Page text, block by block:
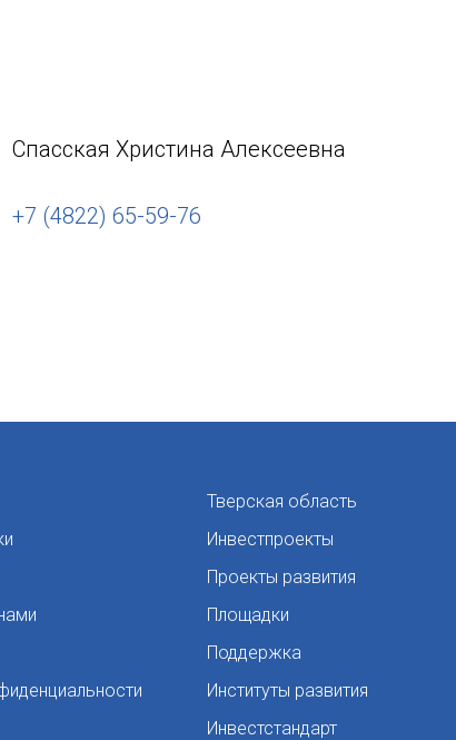
Спасская Христина Алексеевна
+7 (4822) 65-59-76
Тверская область
Инвестпроекты
Проекты развития
Площадки
Поддержка
Институты развития
Инвестстандарт